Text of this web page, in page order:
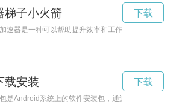
梯子小火箭
速器是一种可以帮助提升效率和工作效能的时间管
下载
载安装
是Android系统上的软件安装包，通过它我们可以安
下载